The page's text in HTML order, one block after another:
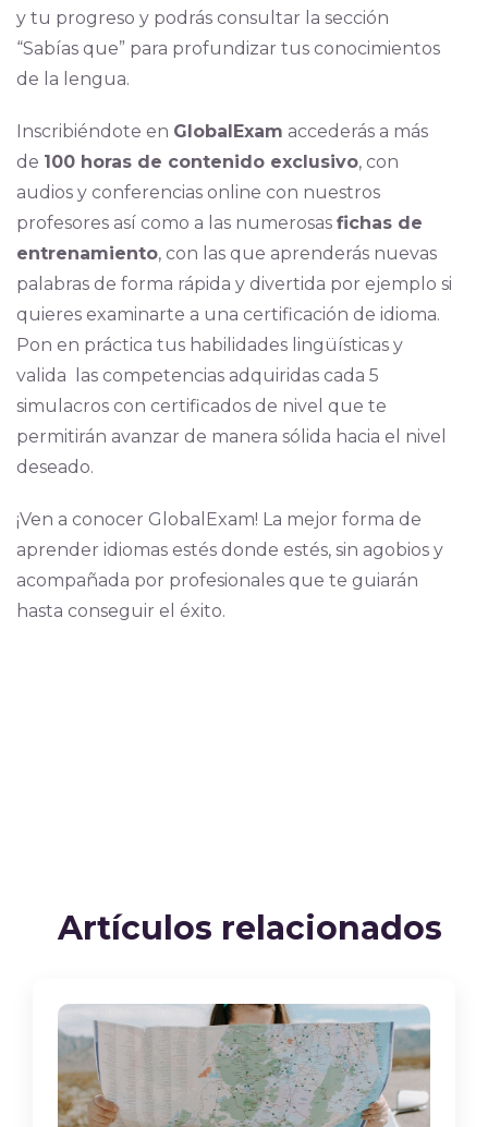
y tu progreso y podrás consultar la sección
“Sabías que” para profundizar tus conocimientos
de la lengua.
Inscribiéndote en GlobalExam accederás a más
de 100 horas de contenido exclusivo, con
audios y conferencias online con nuestros
profesores así como a las numerosas fichas de
entrenamiento, con las que aprenderás nuevas
palabras de forma rápida y divertida por ejemplo si
quieres examinarte a una certificación de idioma.
Pon en práctica tus habilidades lingüísticas y
valida las competencias adquiridas cada 5
simulacros con certificados de nivel que te
permitirán avanzar de manera sólida hacia el nivel
deseado.
¡Ven a conocer GlobalExam! La mejor forma de
aprender idiomas estés donde estés, sin agobios y
acompañada por profesionales que te guiarán
hasta conseguir el éxito.
Artículos relacionados